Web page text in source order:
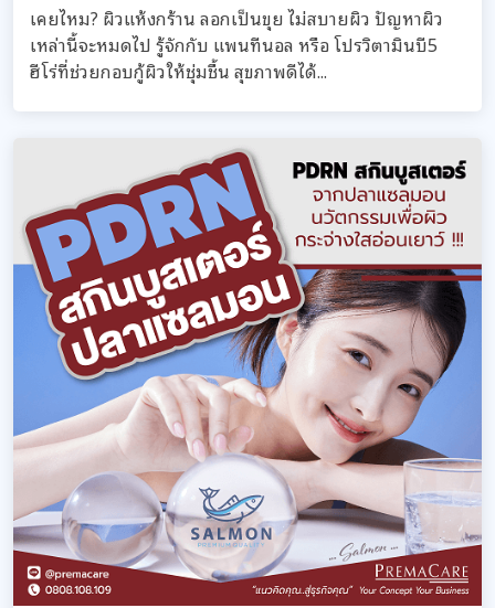
เคยไหม? ผิวแห้งกร้าน ลอกเป็นขุย ไม่สบายผิว ปัญหาผิว
เหล่านี้จะหมดไป รู้จักกับ แพนทีนอล หรือ โปรวิตามินบี5
ฮีโร่ที่ช่วยกอบกู้ผิวให้ชุ่มชื้น สุขภาพดีได้...